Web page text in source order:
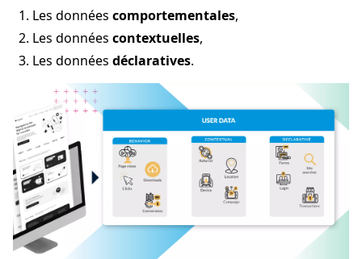
Les données comportementales,
Les données contextuelles,
Les données déclaratives.